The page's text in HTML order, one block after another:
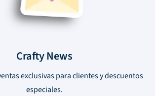
Crafty News
exclusivas para clientes y descuentos
especiales.